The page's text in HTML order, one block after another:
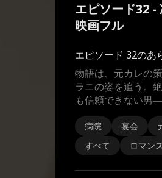
エピソード32 -
映画フル
エピソード 32のあ
物語は、元カレの
ラニの姿を追う。
も信頼できない男
病院 宴会
すべて
ロマン